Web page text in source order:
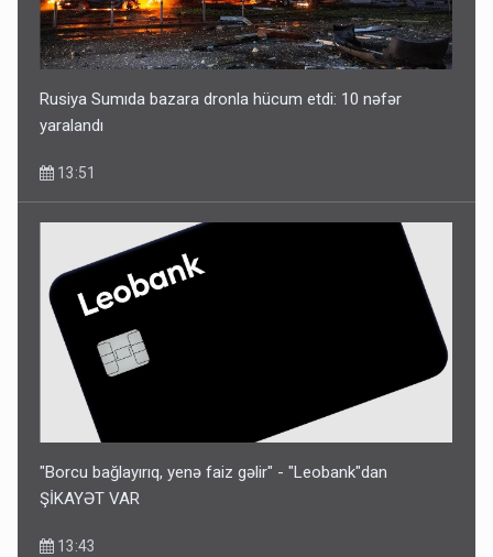
Rusiya Sumıda bazara dronla hücum etdi: 10 nəfər
yaralandı
13:51
"Borcu bağlayırıq, yenə faiz gəlir" - "Leobank"dan
ŞİKAYƏT VAR
13:43